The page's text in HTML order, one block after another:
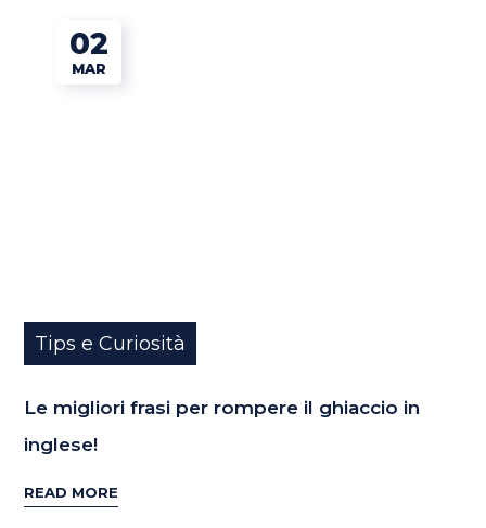
02
MAR
Tips e Curiosità
Le migliori frasi per rompere il ghiaccio in
inglese!
READ MORE